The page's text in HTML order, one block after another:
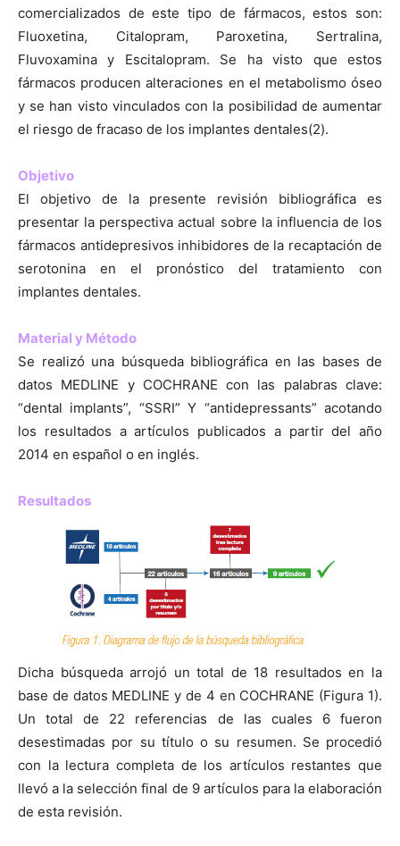
comercializados de este tipo de fármacos, estos son:
Fluoxetina, Citalopram, Paroxetina, Sertralina,
Fluvoxamina y Escitalopram. Se ha visto que estos
fármacos producen alteraciones en el metabolismo óseo
y se han visto vinculados con la posibilidad de aumentar
el riesgo de fracaso de los implantes dentales(2).
Objetivo
El objetivo de la presente revisión bibliográfica es
presentar la perspectiva actual sobre la influencia de los
fármacos antidepresivos inhibidores de la recaptación de
serotonina en el pronóstico del tratamiento con
implantes dentales.
Material y Método
Se realizó una búsqueda bibliográfica en las bases de
datos MEDLINE y COCHRANE con las palabras clave:
“dental implants”, “SSRI” Y “antidepressants” acotando
los resultados a artículos publicados a partir del año
2014 en español o en inglés.
Resultados
Dicha búsqueda arrojó un total de 18 resultados en la
base de datos MEDLINE y de 4 en COCHRANE (Figura 1).
Un total de 22 referencias de las cuales 6 fueron
desestimadas por su título o su resumen. Se procedió
con la lectura completa de los artículos restantes que
llevó a la selección final de 9 artículos para la elaboración
de esta revisión.